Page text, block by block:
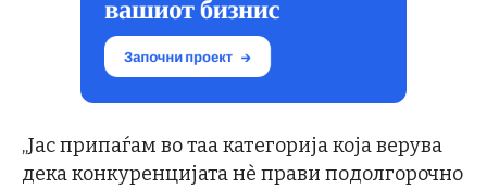
„Јас припаѓам во таа категорија која верува
дека конкуренцијата нè прави подолгорочно